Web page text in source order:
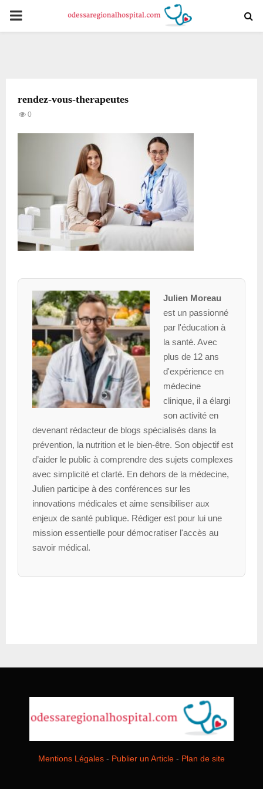
PRIMARY
rendez-vous-therapeutes
0
Julien Moreau
est un passionné
par l'éducation à
la santé. Avec
plus de 12 ans
d'expérience en
médecine
clinique, il a élargi
son activité en
devenant rédacteur de blogs spécialisés dans la
prévention, la nutrition et le bien-être. Son objectif est
d’aider le public à comprendre des sujets complexes
avec simplicité et clarté. En dehors de la médecine,
Julien participe à des conférences sur les
innovations médicales et aime sensibiliser aux
enjeux de santé publique. Rédiger est pour lui une
mission essentielle pour démocratiser l'accès au
savoir médical.
Mentions Légales - Publier un Article - Plan de site